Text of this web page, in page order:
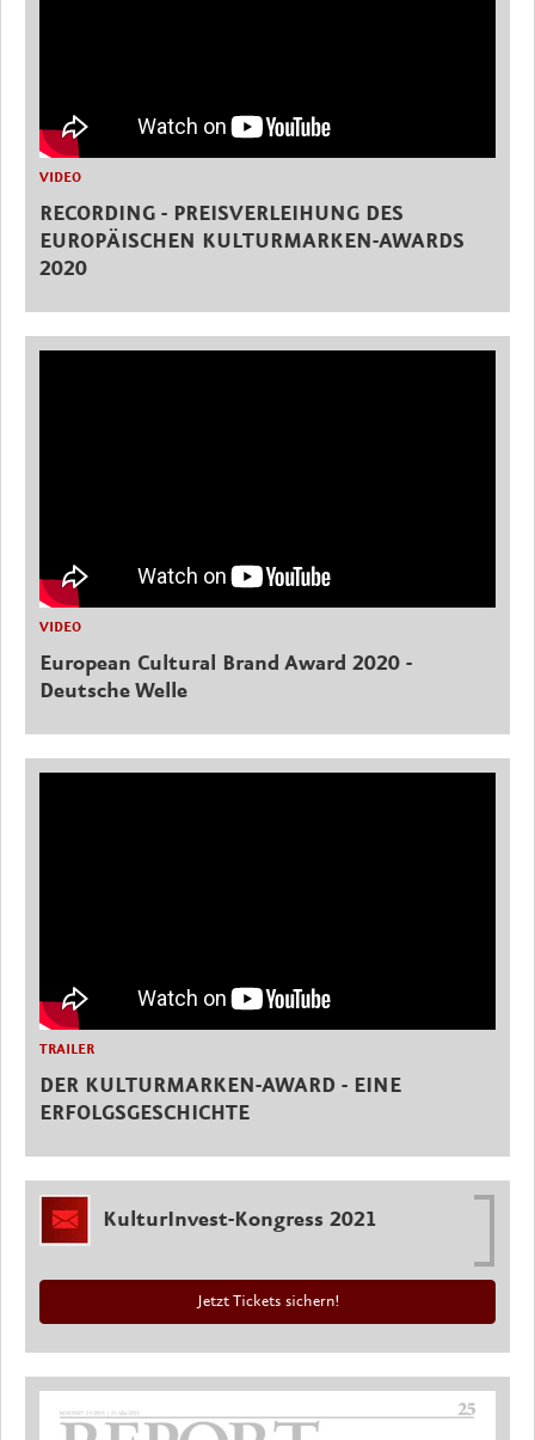
VIDEO
RECORDING - PREISVERLEIHUNG DES
EUROPÄISCHEN KULTURMARKEN-AWARDS
2020
VIDEO
European Cultural Brand Award 2020 -
Deutsche Welle
TRAILER
DER KULTURMARKEN-AWARD - EINE
ERFOLGSGESCHICHTE
KulturInvest-Kongress 2021
Jetzt Tickets sichern!